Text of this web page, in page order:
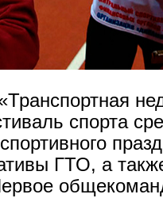
спорта
ГТО, а